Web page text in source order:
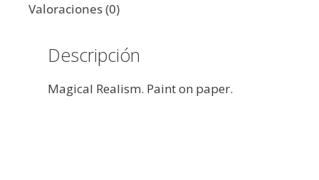
Valoraciones (0)
Descripción
Magical Realism. Paint on paper.